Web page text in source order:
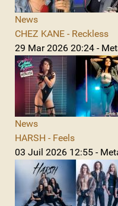
News
CHEZ KANE - Reckless
29 Mar 2026 20:24 -
News
HARSH - Feels
03 Juil 2026 12:55 -